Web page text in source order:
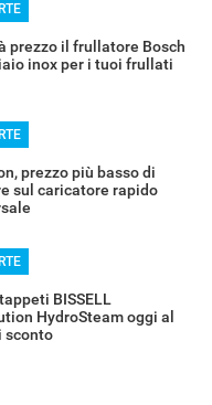
prezzo il frullatore Bosch
inox per i tuoi frullati
prezzo più basso di
sul caricatore rapido
BISSELL
HydroSteam oggi al
sconto